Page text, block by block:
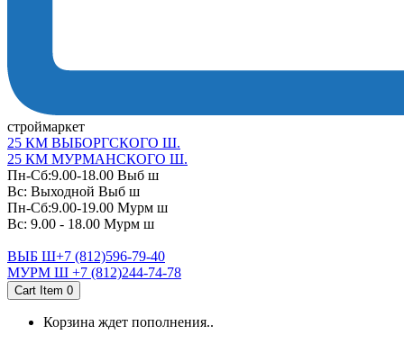
cтроймаркет
25 КМ ВЫБОРГСКОГО Ш.
25 КМ МУРМАНСКОГО Ш.
Пн-Сб:9.00-18.00 Выб ш
Вс: Выходной Выб ш
Пн-Сб:9.00-19.00 Мурм ш
Вс: 9.00 - 18.00 Мурм ш
ВЫБ Ш+7 (812)596-79-40
МУРМ Ш +7 (812)244-74-78
Cart Item 0
Корзина ждет пополнения..